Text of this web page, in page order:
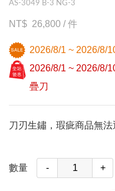
AS-3049 B-3 NG-3
26,800 /件
2026/8/1 ~ 2026/8/
2026/8/1 ~ 2026/8/
疊刀
刀刃生鏽，瑕疵商品無法
數量 - +